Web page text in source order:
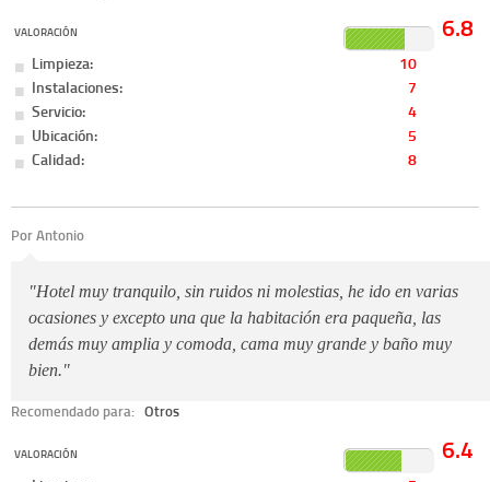
VALORACIÓN 6.8
Limpieza:
10
Instalaciones:
7
Servicio:
4
Ubicación:
5
Calidad:
8
Por Antonio
"Hotel muy tranquilo, sin ruidos ni molestias, he ido en varias
ocasiones y excepto una que la habitación era paqueña, las
demás muy amplia y comoda, cama muy grande y baño muy
bien."
Recomendado para: Otros
VALORACIÓN 6.4